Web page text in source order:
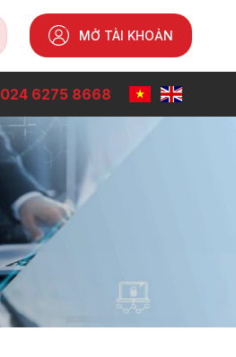
MỞ TÀI KHOẢN
024 6275 8668